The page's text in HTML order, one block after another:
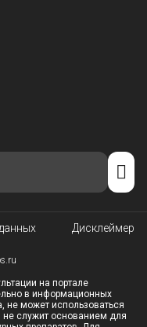
Дисклеймер
на портале
в информационных
не может использоваться
не служит основанием для